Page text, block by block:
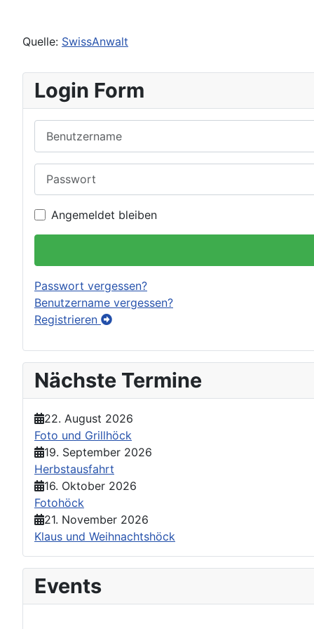
Quelle: SwissAnwalt
Login Form
Angemeldet bleiben
Passwort vergessen?
Benutzername vergessen?
Registrieren
Nächste Termine
22. August 2026
Foto und Grillhöck
19. September 2026
Herbstausfahrt
16. Oktober 2026
Fotohöck
21. November 2026
Klaus und Weihnachtshöck
Events